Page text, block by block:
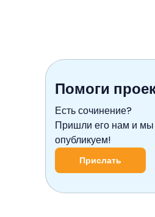
Помоги
Есть сочинение?
Пришли его нам и мы
опубликуем!
Прислать